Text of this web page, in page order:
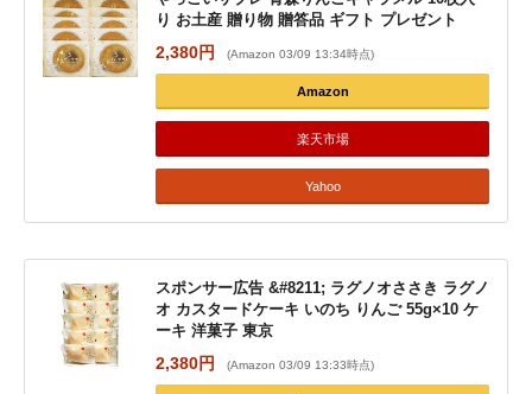
り お土産 贈り物 贈答品 ギフト プレゼント
2,380円 (Amazon 03/09 13:34時点)
Amazon
楽天市場
Yahoo
スポンサー広告 &#8211; ラグノオささき ラグノ
オ カスタードケーキ いのち りんご 55g×10 ケ
ーキ 洋菓子 東京
2,380円 (Amazon 03/09 13:33時点)